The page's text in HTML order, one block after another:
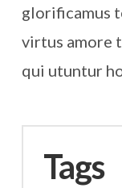
glorificamus
virtus amore
qui utuntur
Tags